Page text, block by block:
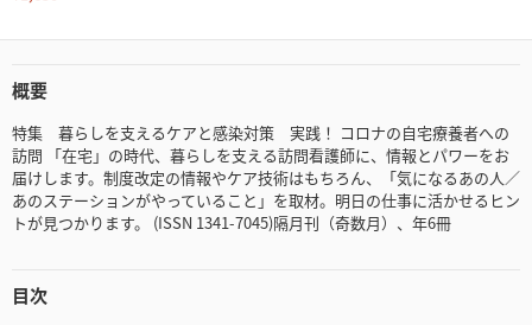
概要
特集 暮らしを支えるケアと感染対策 実践！ コロナの自宅療養者への
訪問 「在宅」の時代、暮らしを支える訪問看護師に、情報とパワーをお
届けします。制度改定の情報やケア技術はもちろん、「気になるあの人／
あのステーションがやっていること」を取材。明日の仕事に活かせるヒン
トが見つかります。 (ISSN 1341-7045)隔月刊（奇数月）、年6冊
目次